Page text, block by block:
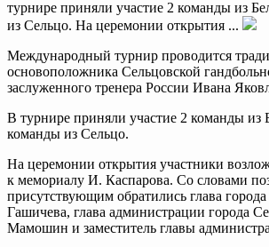
турнире приняли участие 2 команды из
из Сельцо. На церемонии открытия ...
Международный турнир проводится
основоположника Сельцовской
заслуженного тренера России Ивана
В турнире приняли участие 2 команды из
команды из Сельцо.
На церемонии открытия участники
к мемориалу И. Каспарова. Со словами
присутствующим обратились глава
Гашичева, глава администрации города
Мамошин и заместитель главы